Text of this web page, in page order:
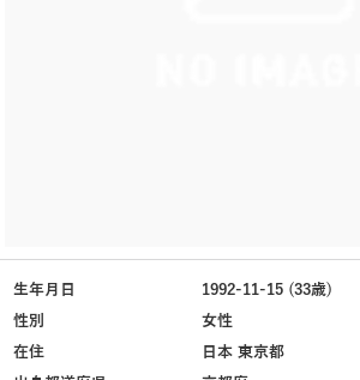
生年月日
1992-11-15 (33歳)
性別
女性
在住
日本 東京都